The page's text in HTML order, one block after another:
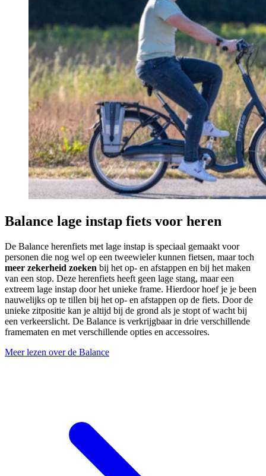
Balance lage instap fiets voor heren
De Balance herenfiets met lage instap is speciaal gemaakt voor
personen die nog wel op een tweewieler kunnen fietsen, maar toch
meer zekerheid zoeken bij het op- en afstappen en bij het maken
van een stop. Deze herenfiets heeft geen lage stang, maar een
extreem lage instap door het unieke frame. Hierdoor hoef je je been
nauwelijks op te tillen bij het op- en afstappen op de fiets. Door de
unieke zitpositie kan je altijd bij de grond als je stopt of wacht bij
een verkeerslicht. De Balance is verkrijgbaar in drie verschillende
framematen en met verschillende opties en accessoires.
Meer lezen over de Balance